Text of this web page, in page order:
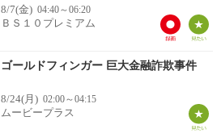
8/7(金) 04:40～06:20
ＢＳ１０プレミアム
ゴールドフィンガー 巨大金融詐欺事件
8/24(月) 02:00～04:15
ムービープラス